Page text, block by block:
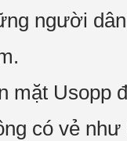
người
mặt Usopp
có vẻ như